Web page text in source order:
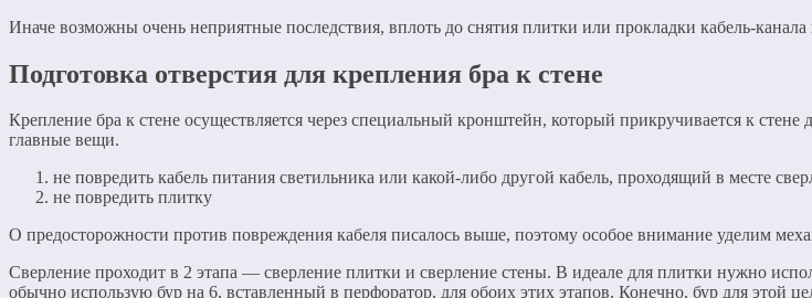
Иначе возможны очень неприятные последствия, вплоть до снятия плитки или прокладки кабель-канала
Подготовка отверстия для крепления бра к стене
Крепление бра к стене осуществляется через специальный кронштейн, который прикручивается к
главные вещи.
не повредить кабель питания светильника или какой-либо другой кабель, проходящий в месте
не повредить плитку
О предосторожности против повреждения кабеля писалось выше, поэтому особое внимание уделим
Сверление проходит в 2 этапа — сверление плитки и сверление стены. В идеале для плитки нужно
обычно использую бур на 6, вставленный в перфоратор, для обоих этих этапов. Конечно, бур для этой